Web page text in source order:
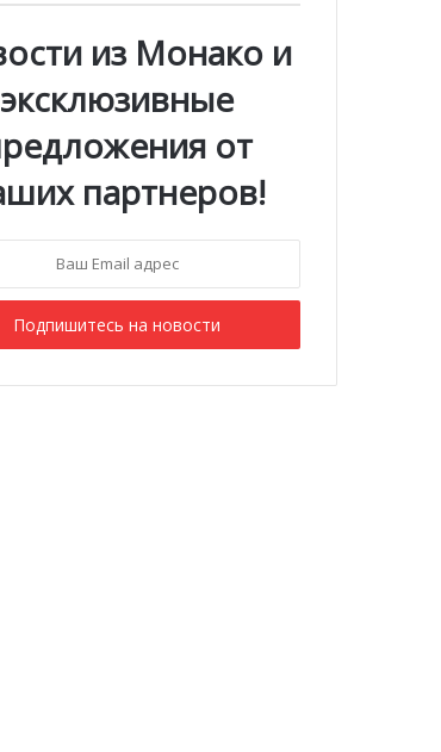
из Монако и
эксклюзивные
от
партнеров!